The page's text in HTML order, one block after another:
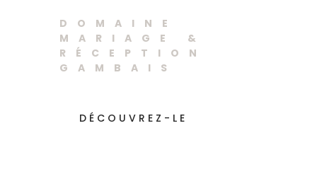
DOMAINE
MARIAGE &
RÉCEPTION
GAMBAIS
DÉCOUVREZ-LE